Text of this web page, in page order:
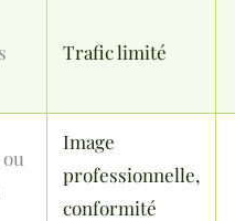
Trafic limité
Image
professionnelle,
conformité